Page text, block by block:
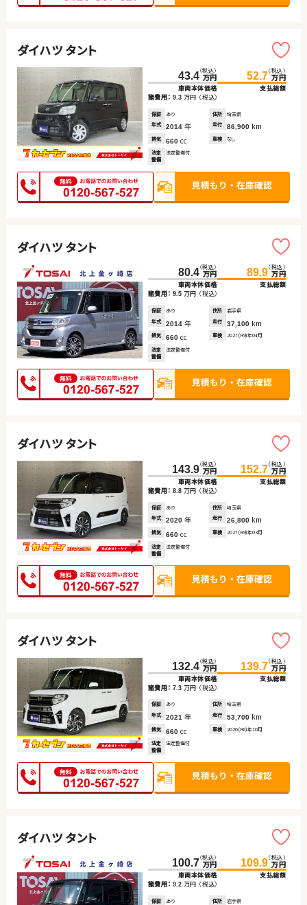
ダイハツ タント
43.4（税込）
万円
車両本体価格
52.7（税込）
万円
支払総額
諸費用： 9.3 万円 （税込）
保証 あり 住所
埼玉県
年式
2014 年 走行 86,900 km
排気 660 cc 車検 なし
法定
整備
法定整備付
ダイハツ タント
80.4（税込）
万円
車両本体価格
89.9（税込）
万円
支払総額
諸費用： 9.5 万円 （税込）
保証 あり 住所
岩手県
年式
2014 年 走行 37,100 km
排気 660 cc 車検 2027(R9)年04月
法定
整備
法定整備付
ダイハツ タント
143.9（税込）
万円
車両本体価格
152.7（税込）
万円
支払総額
諸費用： 8.8 万円 （税込）
保証 あり 住所
埼玉県
年式
2020 年 走行 26,800 km
排気 660 cc 車検 2027(R9)年03月
法定
整備
法定整備付
ダイハツ タント
132.4（税込）
万円
車両本体価格
139.7（税込）
万円
支払総額
諸費用： 7.3 万円 （税込）
保証 あり 住所
埼玉県
年式
2021 年 走行 53,700 km
排気 660 cc 車検 2026(R8)年10月
法定
整備
法定整備付
ダイハツ タント
100.7（税込）
万円
車両本体価格
109.9（税込）
万円
支払総額
諸費用： 9.2 万円 （税込）
保証 あり 住所 岩手県